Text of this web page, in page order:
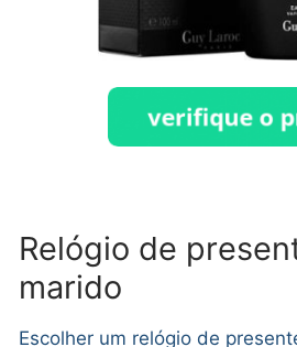
Relógio de
marido
Escolher um relógio de